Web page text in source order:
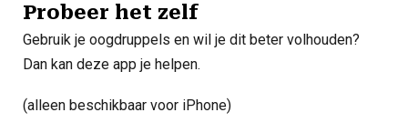
Probeer het zelf
Gebruik je oogdruppels en wil je dit beter volhouden?
Dan kan deze app je helpen.
(alleen beschikbaar voor iPhone)